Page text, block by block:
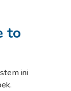
to
ini